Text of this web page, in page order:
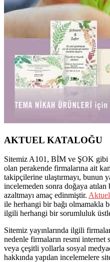
AKTUEL KATALOĞU
Sitemiz A101, BİM ve ŞOK gibi
olan perakende firmalarına ait
takipçilerine ulaştırmayı, bunun
incelemeden sonra doğaya atılan
azaltmayı amaç edinmiştir.
ile herhangi bir bağı olmamakla
ilgili herhangi bir sorumluluk
Sitemiz yayınlarında ilgili
nedenle firmaların resmi internet
veya çeşitli yollarla sosyal
hakkında yapılan incelemelere